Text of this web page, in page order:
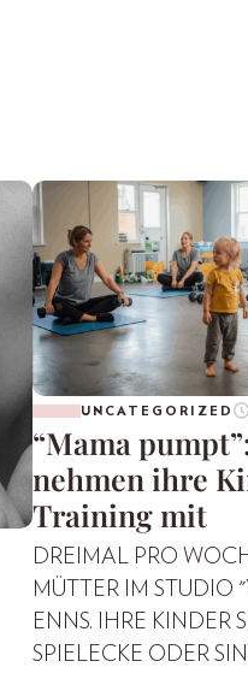
UNCATEGORIZED
“Mama
nehmen ihre
Training mit
DREIMAL PRO
MÜTTER IM STUDIO
ENNS. IHRE KINDER
SPIELECKE ODER